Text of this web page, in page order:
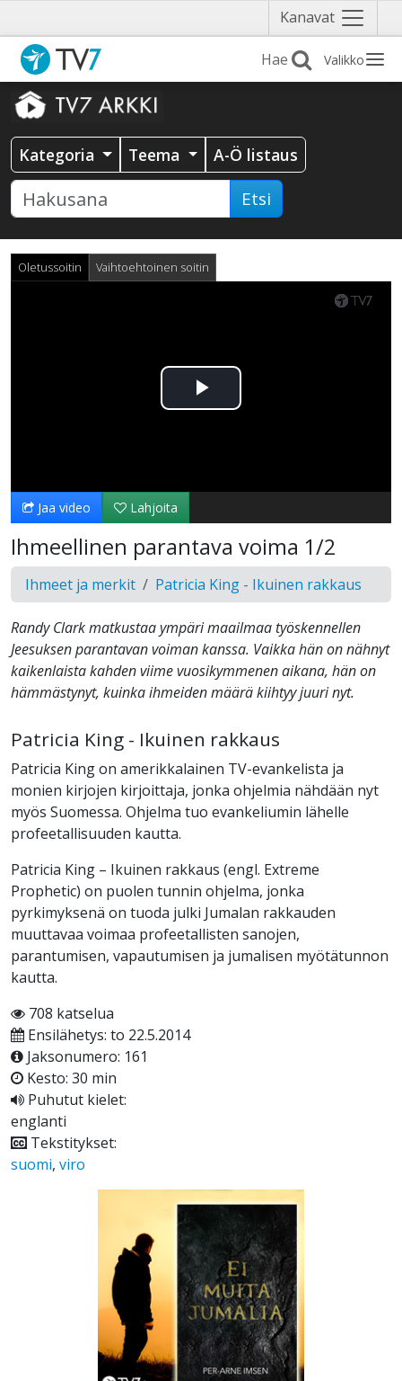
Kanavat Näytä
valikko
Valikko
Kategoria Teema A-Ö listaus
Etsi
Oletussoitin Vaihtoehtoinen soitin
Toista
Jaa video Lahjoita
Ihmeellinen parantava voima 1/2
Ihmeet ja merkit Patricia King - Ikuinen rakkaus
Randy Clark matkustaa ympäri maailmaa työskennellen
Jeesuksen parantavan voiman kanssa. Vaikka hän on nähnyt
kaikenlaista kahden viime vuosikymmenen aikana, hän on
hämmästynyt, kuinka ihmeiden määrä kiihtyy juuri nyt.
Patricia King - Ikuinen rakkaus
Patricia King on amerikkalainen TV-evankelista ja
monien kirjojen kirjoittaja, jonka ohjelmia nähdään nyt
myös Suomessa. Ohjelma tuo evankeliumin lähelle
profeetallisuuden kautta.
Patricia King – Ikuinen rakkaus (engl. Extreme
Prophetic) on puolen tunnin ohjelma, jonka
pyrkimyksenä on tuoda julki Jumalan rakkauden
muuttavaa voimaa profeetallisten sanojen,
parantumisen, vapautumisen ja jumalisen myötätunnon
kautta.
708 katselua
Ensilähetys: to 22.5.2014
Jaksonumero: 161
Kesto: 30 min
Puhutut kielet:
englanti
Tekstitykset:
suomi, viro